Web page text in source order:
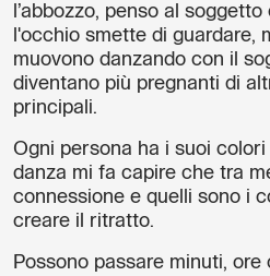
l’abbozzo, penso al
l'occhio smette di guardare,
muovono danzando con il
diventano più pregnanti di
principali.
Ogni persona ha i suoi
danza mi fa capire che tra
connessione e quelli sono i
creare il ritratto.
Possono passare minuti,